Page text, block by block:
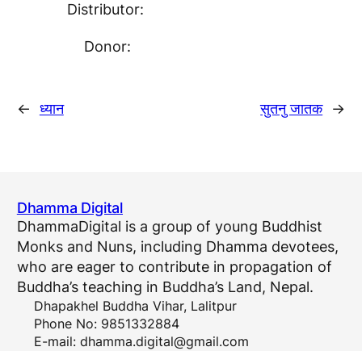
Distributor:
Donor:
← ध्यान सुतनु जातक →
Dhamma Digital
DhammaDigital is a group of young Buddhist
Monks and Nuns, including Dhamma devotees,
who are eager to contribute in propagation of
Buddha’s teaching in Buddha’s Land, Nepal.
Dhapakhel Buddha Vihar, Lalitpur
Phone No: 9851332884
E-mail: dhamma.digital@gmail.com